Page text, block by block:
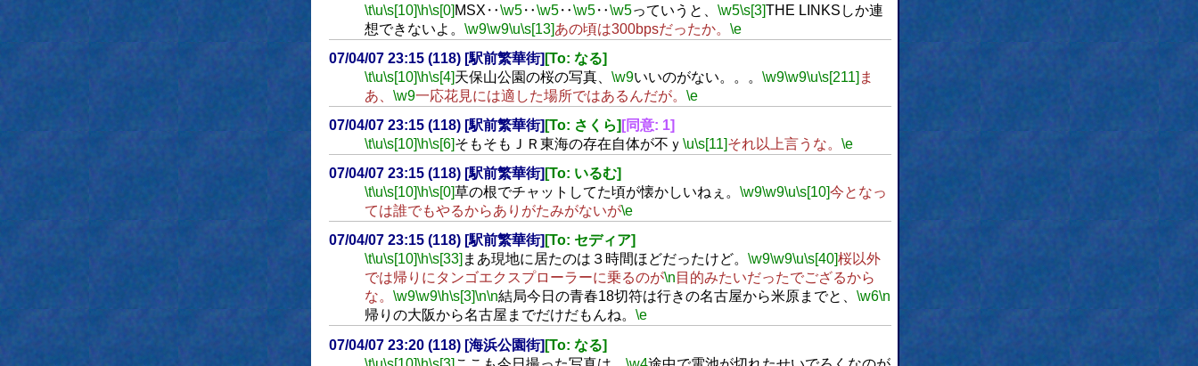
\t\u\s[10]\h\s[0] MSX‥\w5‥\w5‥\w5‥\w5っていうと、 \w5\s[3]THE LINKSしか連
想できないよ。 \w9\w9\u\s[13]あの頃は300bpsだったか。 \e
07/04/07 23:15 (118) [駅前繁華街] [To: なる]
\t\u\s[10]\h\s[4]天保山公園の桜の写真、 \w9いいのがない。。。 \w9\w9\u\s[211] ま
あ、 \w9一応花見には適した場所ではあるんだが。 \e
07/04/07 23:15 (118) [駅前繁華街] [To: さくら] [同意: 1]
\t\u\s[10]\h\s[6]そもそもＪＲ東海の存在自体が不ｙ \u\s[11]それ以上言うな。 \e
07/04/07 23:15 (118) [駅前繁華街] [To: いるむ]
\t\u\s[10]\h\s[0]草の根でチャットしてた頃が懐かしいねぇ。 \w9\w9\u\s[10]今となっ
ては誰でもやるからありがたみがないが\e
07/04/07 23:15 (118) [駅前繁華街] [To: セディア]
\t\u\s[10]\h\s[33] まあ現地に居たのは３時間ほどだったけど。 \w9\w9\u\s[40]桜以外
では帰りにタンゴエクスプローラーに乗るのが\n 目的みたいだったでござるから
な。 \w9\w9\h\s[3]\n\n結局今日の青春18切符は行きの名古屋から米原までと、 \w6\n
帰りの大阪から名古屋までだけだもんね。 \e
07/04/07 23:20 (118) [海浜公園街] [To: なる]